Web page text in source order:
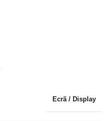
Ecrã / Display